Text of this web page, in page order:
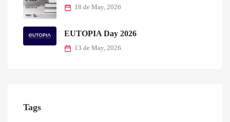
18 de May, 2026
EUTOPIA Day 2026
13 de May, 2026
Tags